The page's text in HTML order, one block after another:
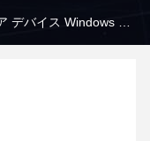
デバイス Windows &